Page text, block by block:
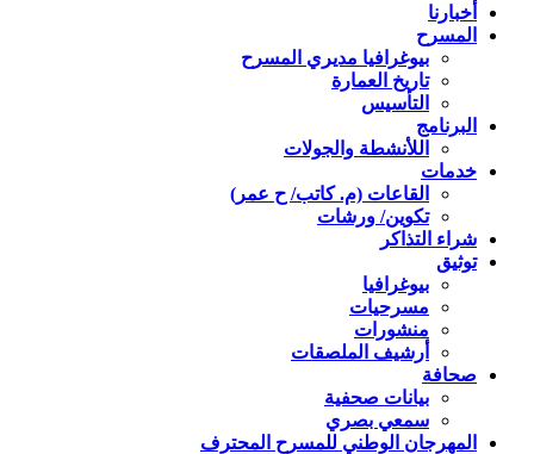
أخبارنا
المسرح
بيوغرافيا مديري المسرح
تاريخ العمارة
التأسيس
البرنامج
اللأنشطة والجولات
خدمات
القاعات (م. كاتب/ ح عمر)
تكوين/ ورشات
شراء التذاكر
توثيق
بيوغرافيا
مسرحيات
منشورات
أرشيف الملصقات
صحافة
بيانات صحفية
سمعي بصري
المهرجان الوطني للمسرح المحترف